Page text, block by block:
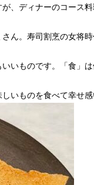
、ディナーのコース
ん。寿司割烹の女将
いものです。「食」
いものを食べて幸せ感